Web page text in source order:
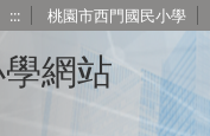
::: 桃園市西門國民小學